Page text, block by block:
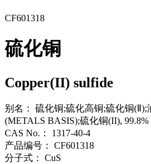
CF601318
硫化铜
Copper(II) sulfide
别名：
硫化铜;硫化高铜;硫化铜(Ⅱ);
(METALS BASIS);硫化铜(II),
CAS No.：
1317-40-4
产品编号：
CF601318
分子式：
CuS